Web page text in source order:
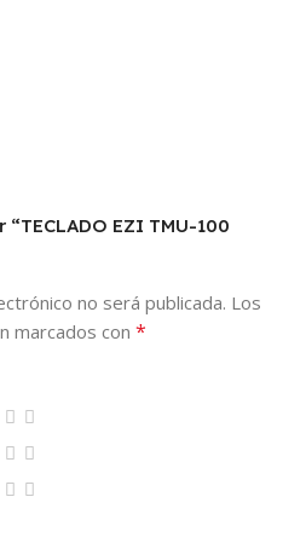
EZI TMU-100
no será publicada. Los
marcados con *